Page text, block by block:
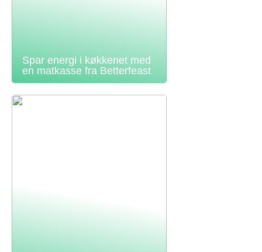
Spar energi i køkkenet med
en matkasse fra Betterfeast